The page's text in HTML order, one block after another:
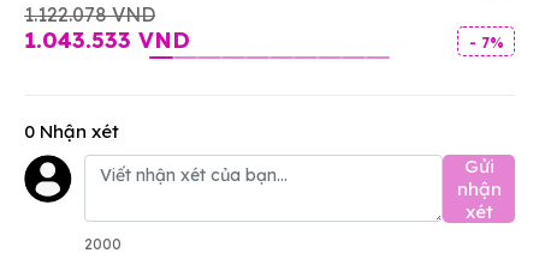
1.122.078 VND
1.043.533 VND - 7%
0 Nhận xét
Gửi
nhận
xét
2000